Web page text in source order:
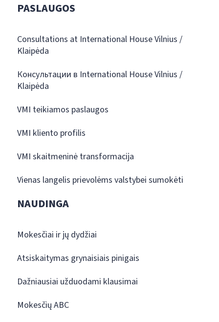
PASLAUGOS
Consultations at International House Vilnius /
Klaipėda
Консультации в International House Vilnius /
Klaipėda
VMI teikiamos paslaugos
VMI kliento profilis
VMI skaitmeninė transformacija
Vienas langelis prievolėms valstybei sumokėti
NAUDINGA
Mokesčiai ir jų dydžiai
Atsiskaitymas grynaisiais pinigais
Dažniausiai užduodami klausimai
Mokesčių ABC